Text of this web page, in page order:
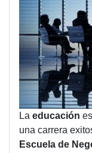
La educación
una carrera
Escuela de